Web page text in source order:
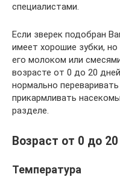
специалистами.
Если зверек подобран
имеет хорошие зубки,
его молоком или
возрасте от 0 до 20
нормально
прикармливать
разделе.
Возраст от 0 до
Температура